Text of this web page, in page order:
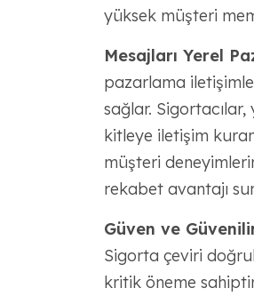
yüksek müşteri
Mesajları Yerel
pazarlama
sağlar.
kitleye iletişim
müşteri
rekabet avantajı
Güven ve
Sigorta çeviri
kritik öneme